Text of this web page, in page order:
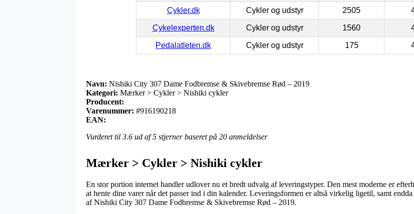
Cykler.dk Cykler og udstyr 2505
Cykelexperten.dk Cykler og udstyr 1560
Pedalatleten.dk Cykler og udstyr 175
Navn: Nishiki City 307 Dame Fodbremse & Skivebremse Rød – 2019
Kategori: Mærker > Cykler > Nishiki cykler
Producent:
Varenummer: #916190218
EAN:
Vurderet til 3.6 ud af 5 stjerner baseret på 20 anmeldelser
Mærker > Cykler > Nishiki cykler
En stor portion internet handler udlover nu et bredt udvalg af leveringstyper. Den mest moderne er
at hente dine varer når det passer ind i din kalender. Leveringsformen er altså virkelig ligetil, samt
af Nishiki City 307 Dame Fodbremse & Skivebremse Rød – 2019.